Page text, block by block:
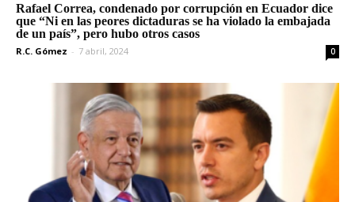
Rafael Correa, condenado por corrupción en Ecuador dice
que “Ni en las peores dictaduras se ha violado la embajada
de un país”, pero hubo otros casos
R.C. Gómez - 7 abril, 2024 0